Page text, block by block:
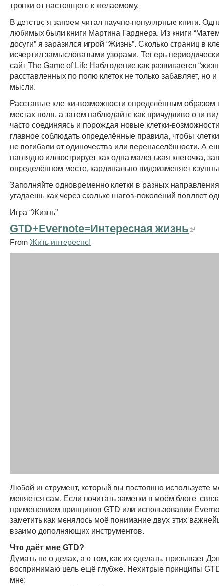
тропки от настоящего к желаемому.
В детстве я запоем читал научно-популярные книги.
любимых были книги Мартина Гарднера. Из книги
досуги” я заразился игрой “Жизнь”. Сколько страниц в
исчертил замысловатыми узорами. Теперь
сайт The Game of Life Наблюдение как развивается
расставленных по полю клеток не только забавляет, но
мысли.
Расставьте клетки-возможности определённым образом
местах поля, а затем наблюдайте как причудливо они
часто соединяясь и порождая новые клетки-
главное соблюдать определённые правила, чтобы
не погибали от одиночества или перенаселённости. А
наглядно иллюстрирует как одна маленькая клеточка,
определённом месте, кардинально видоизменяет
Заполняйте одновременно клетки в разных
угадаешь как через сколько шагов-поколений повляет
Игра “Жизнь”
GTD+Evernote=Интересная жизнь
From Жить интересно!
Любой инструмент, который вы постоянно используете
меняется сам. Если почитать заметки в моём блоге,
применением принципов GTD или использовании
заметить как менялось моё понимание двух этих
взаимо дополняющих инструментов.
Что даёт мне GTD?
Думать не о делах, а о том, как их сделать, призывает
воспринимаю цель ещё глубже. Нехитрые принципы
мне: